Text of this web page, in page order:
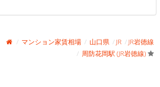
マンション家賃相場 山口県 JR
JR岩徳線
周防花岡駅 (JR岩徳線)